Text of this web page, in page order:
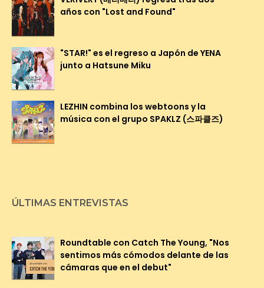
años con "Lost and Found"
"STAR!" es el regreso a Japón de YENA
junto a Hatsune Miku
LEZHIN combina los webtoons y la
música con el grupo SPAKLZ (스파클즈)
ÚLTIMAS ENTREVISTAS
Roundtable con Catch The Young, "Nos
sentimos más cómodos delante de las
cámaras que en el debut"